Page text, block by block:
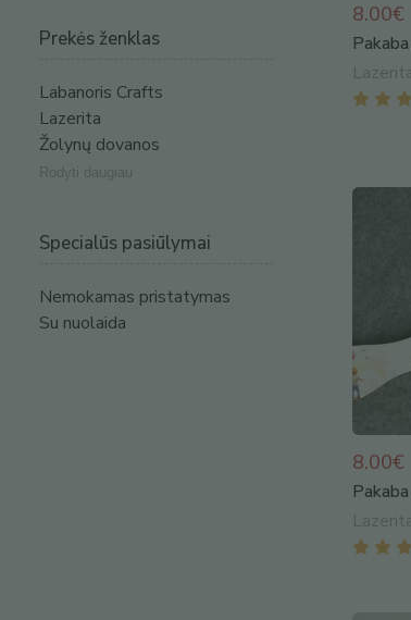
Prekės ženklas
Labanoris Crafts
Lazerita
Žolynų dovanos
Rodyti daugiau
Specialūs pasiūlymai
Nemokamas pristatymas
Su nuolaida
8.00€
8.00€